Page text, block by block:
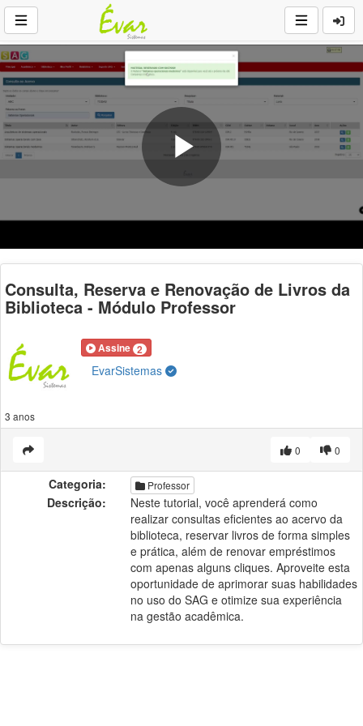
Play
Video
Consulta, Reserva e Renovação de Livros da
Biblioteca - Módulo Professor
Assine 2
EvarSistemas
3 anos
0
0
Categoria: Professor
Descrição:
Neste tutorial, você aprenderá como
realizar consultas eficientes ao acervo da
biblioteca, reservar livros de forma simples
e prática, além de renovar empréstimos
com apenas alguns cliques. Aproveite esta
oportunidade de aprimorar suas habilidades
no uso do SAG e otimize sua experiência
na gestão acadêmica.